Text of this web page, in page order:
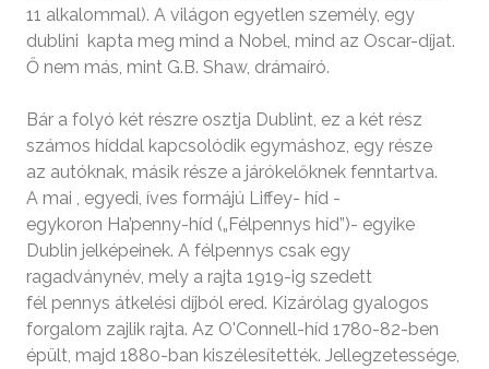
11 alkalommal). A világon egyetlen személy, egy
dublini kapta meg mind a Nobel, mind az Oscar-díjat.
Ő nem más, mint G.B. Shaw, drámaíró.
Bár a folyó két részre osztja Dublint, ez a két rész
számos híddal kapcsolódik egymáshoz, egy része
az autóknak, másik része a járókelőknek fenntartva.
A mai , egyedi, íves formájú Liffey- híd -
egykoron Ha’penny-híd („Félpennys híd”)- egyike
Dublin jelképeinek. A félpennys csak egy
ragadványnév, mely a rajta 1919-ig szedett
fél pennys átkelési díjból ered. Kizárólag gyalogos
forgalom zajlik rajta. Az O'Connell-híd 1780-82-ben
épült, majd 1880-ban kiszélesítették. Jellegzetessége,